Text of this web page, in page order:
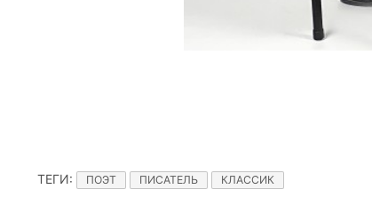
ТЕГИ: ПОЭТ ПИСАТЕЛЬ КЛАССИК